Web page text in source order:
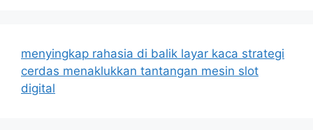
menyingkap rahasia di balik layar kaca strategi
cerdas menaklukkan tantangan mesin slot
digital